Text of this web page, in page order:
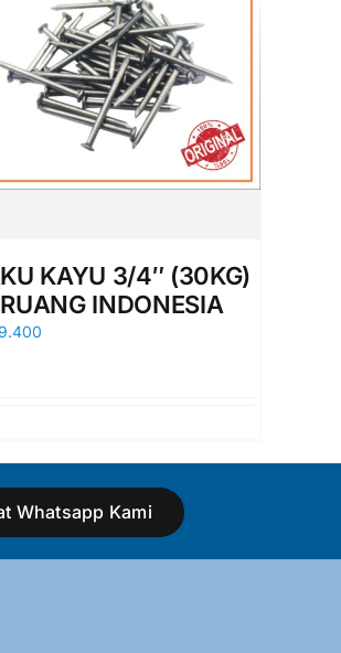
KAYU 3/4″ (30KG)
INDONESIA
Whatsapp Kami